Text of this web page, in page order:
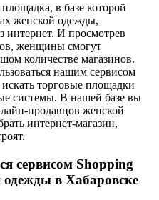
в базе которой
женской одежды,
интернет. И просмотрев
женщины смогут
количестве магазинов.
нашим сервисом
торговые площадки
системы. В нашей базе вы
продавцов женской
интернет-магазин,
сервисом Shopping
в Хабаровске